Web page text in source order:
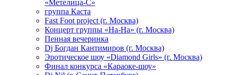
«Метелица-С»
группа Каста
Fast Foot project (г. Москва)
Концерт группы «На-На» (г. Москва)
Пенная вечеринка
Dj Богдан Кантимиров (г. Москва)
Эротическое шоу «Diamond Girls» (г. Москва)
Финал конкурса «Караоке-шоу»